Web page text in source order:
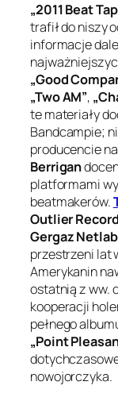
„2011 Beat
trafił do niszy
informacje
„Good
„Two AM”,
te materiały
Bandcampie;
producencie
Berrigan
platformami
beatmakerów.
Outlier
Gergaz
przestrzeni lat
Amerykanin
ostatnią z ww.
kooperacji
pełnego
„Point
nowojorczyka.